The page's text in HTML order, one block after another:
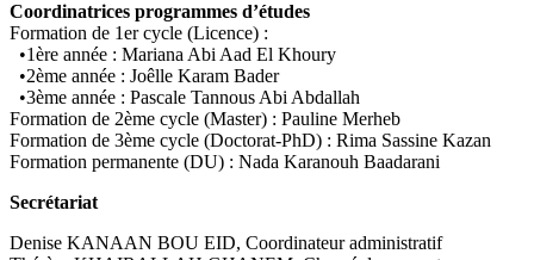
Coordinatrices programmes d’études
Formation de 1er cycle (Licence) :
•1ère année : Mariana Abi Aad El Khoury
•2ème année : Joêlle Karam Bader
•3ème année : Pascale Tannous Abi Abdallah
Formation de 2ème cycle (Master) : Pauline Merheb
Formation de 3ème cycle (Doctorat-PhD) : Rima Sassine Kazan
Formation permanente (DU) : Nada Karanouh Baadarani
Secrétariat
Denise KANAAN BOU EID, Coordinateur administratif